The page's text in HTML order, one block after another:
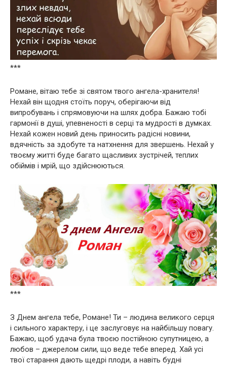
***
Романе, вітаю тебе зі святом твого ангела-хранителя!
Нехай він щодня стоїть поруч, оберігаючи від
випробувань і спрямовуючи на шлях добра. Бажаю тобі
гармонії в душі, упевненості в серці та мудрості в думках.
Нехай кожен новий день приносить радісні новини,
вдячність за здобуте та натхнення для звершень. Нехай у
твоєму житті буде багато щасливих зустрічей, теплих
обіймів і мрій, що здійснюються.
***
З Днем ангела тебе, Романе! Ти – людина великого серця
і сильного характеру, і це заслуговує на найбільшу повагу.
Бажаю, щоб удача була твоєю постійною супутницею, а
любов – джерелом сили, що веде тебе вперед. Хай усі
твої старання дають щедрі плоди, а навіть будні